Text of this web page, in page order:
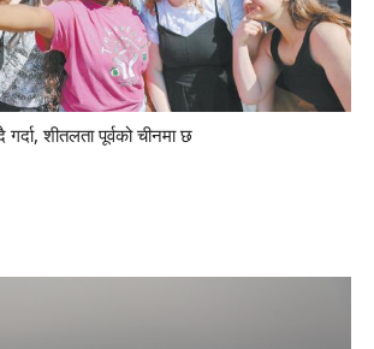
गर्दा, शीतलता पूर्वको चीनमा छ